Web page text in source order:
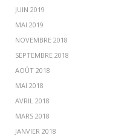
JUIN 2019
MAI 2019
NOVEMBRE 2018
SEPTEMBRE 2018
AOÛT 2018
MAI 2018
AVRIL 2018
MARS 2018
JANVIER 2018